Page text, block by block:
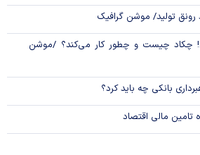
رونق تولید/ موشن گرافیک
چکاد چیست و چطور کار می‌کند؟ /موشن
بانکی چه باید کرد؟
تامین مالی اقتصاد